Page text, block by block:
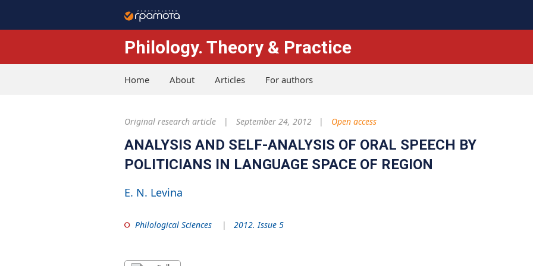
Philology. Theory & Practice
Home About Articles For authors
Original research article September 24, 2012 Open access
ANALYSIS AND SELF-ANALYSIS OF ORAL SPEECH BY
POLITICIANS IN LANGUAGE SPACE OF REGION
E. N. Levina
Philological Sciences 2012. Issue 5